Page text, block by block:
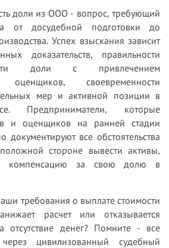
доли из ООО - вопрос, требующий
от досудебной подготовки до
Успех взыскания зависит
доказательств, правильности
доли с привлечением
оценщиков, своевременности
мер и активной позиции в
Предприниматели, которые
и оценщиков на ранней стадии
документируют все обстоятельства
стороне вывести активы,
компенсацию за свою долю в
требования о выплате стоимости
расчет или отказывается
отсутствие денег? Помните - все
цивилизованный судебный